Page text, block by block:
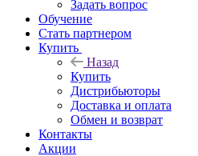
Задать вопрос
Обучение
Стать партнером
Купить
Назад
Купить
Дистрибьюторы
Доставка и оплата
Обмен и возврат
Контакты
Акции